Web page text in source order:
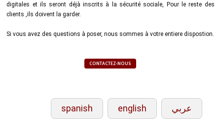
digitales et ils seront déjà inscrits à la sécurité sociale, Pour le reste des
clients ,ils doivent la garder.
Si vous avez des questions à poser, nous sommes à votre entiere dispostion.
CONTACTEZ-NOUS
spanish english عربي